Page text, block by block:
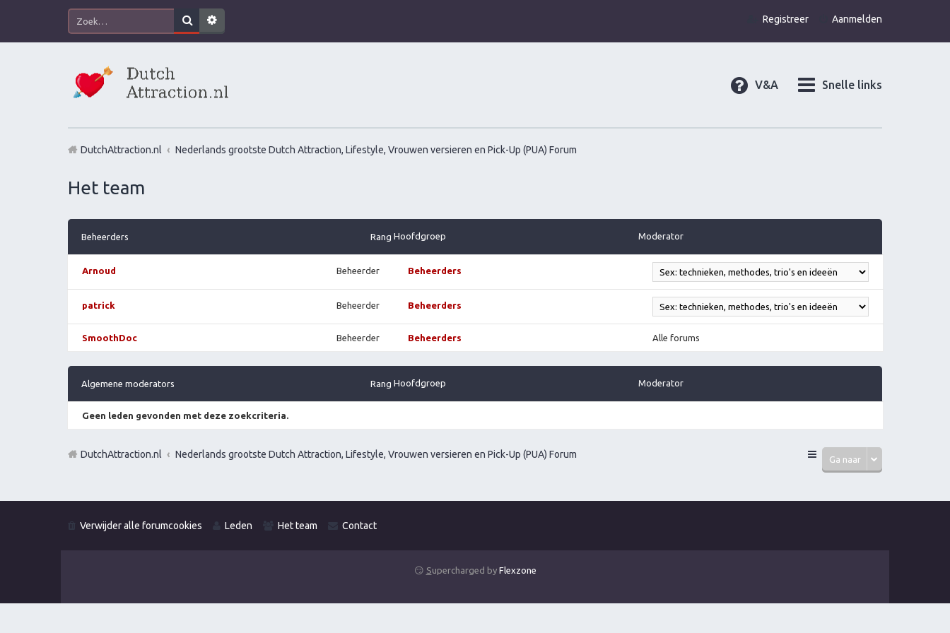
Aanmelden
Registreer
Snelle links
V&A
DutchAttraction.nl Nederlands grootste Dutch Attraction, Lifestyle, Vrouwen versieren en Pick-Up (PUA) Forum
Het team
Rang
Beheerders Hoofdgroep Moderator
Beheerder
Arnoud Beheerders
Beheerder
patrick Beheerders
Beheerder
SmoothDoc Beheerders Alle forums
Rang
Algemene moderators Hoofdgroep Moderator
Geen leden gevonden met deze zoekcriteria.
Ga naar
DutchAttraction.nl Nederlands grootste Dutch Attraction, Lifestyle, Vrouwen versieren en Pick-Up (PUA) Forum
Verwijder alle forumcookies Leden Het team Contact
😏 Supercharged by Flexzone